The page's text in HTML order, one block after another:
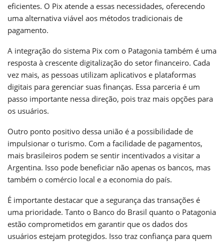
eficientes. O Pix atende a essas necessidades, oferecendo
uma alternativa viável aos métodos tradicionais de
pagamento.
A integração do sistema Pix com o Patagonia também é uma
resposta à crescente digitalização do setor financeiro. Cada
vez mais, as pessoas utilizam aplicativos e plataformas
digitais para gerenciar suas finanças. Essa parceria é um
passo importante nessa direção, pois traz mais opções para
os usuários.
Outro ponto positivo dessa união é a possibilidade de
impulsionar o turismo. Com a facilidade de pagamentos,
mais brasileiros podem se sentir incentivados a visitar a
Argentina. Isso pode beneficiar não apenas os bancos, mas
também o comércio local e a economia do país.
É importante destacar que a segurança das transações é
uma prioridade. Tanto o Banco do Brasil quanto o Patagonia
estão comprometidos em garantir que os dados dos
usuários estejam protegidos. Isso traz confiança para quem